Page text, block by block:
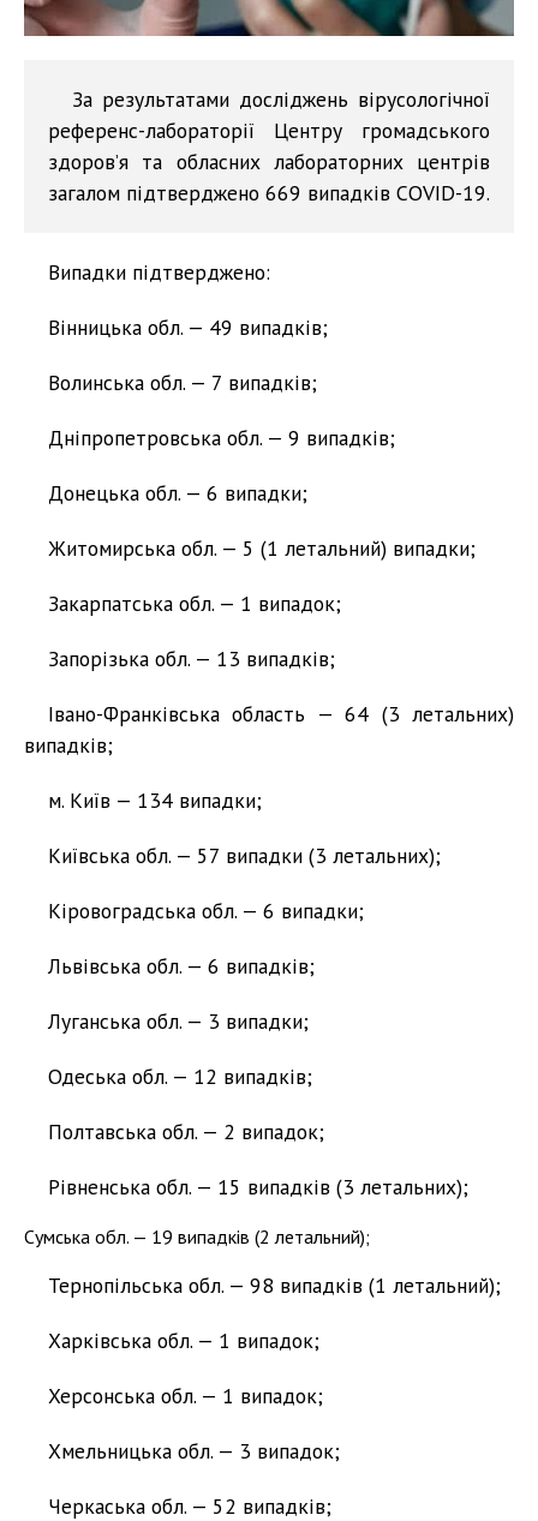
За результатами досліджень вірусологічної
референс-лабораторії Центру громадського
здоров’я та обласних лабораторних центрів
загалом підтверджено 669 випадків COVID-19.
Випадки підтверджено:
Вінницька обл. — 49 випадків;
Волинська обл. — 7 випадків;
Дніпропетровська обл. — 9 випадків;
Донецька обл. — 6 випадки;
Житомирська обл. — 5 (1 летальний) випадки;
Закарпатська обл. — 1 випадок;
Запорізька обл. — 13 випадків;
Івано-Франківська область — 64 (3 летальних)
випадків;
м. Київ — 134 випадки;
Київська обл. — 57 випадки (3 летальних);
Кіровоградська обл. — 6 випадки;
Львівська обл. — 6 випадків;
Луганська обл. — 3 випадки;
Одеська обл. — 12 випадків;
Полтавська обл. — 2 випадок;
Рівненська обл. — 15 випадків (3 летальних);
Сумська обл. — 19 випадків (2 летальний);
Тернопільська обл. — 98 випадків (1 летальний);
Харківська обл. — 1 випадок;
Херсонська обл. — 1 випадок;
Хмельницька обл. — 3 випадок;
Черкаська обл. — 52 випадків;